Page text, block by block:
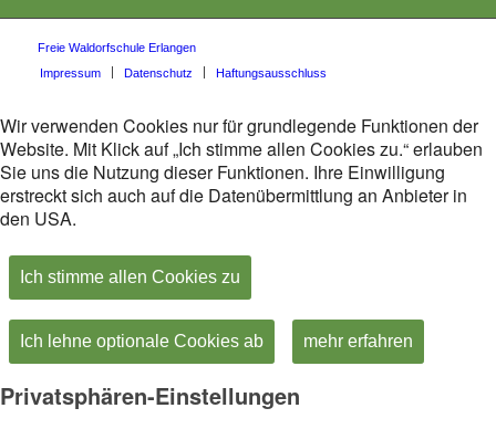
Freie Waldorfschule Erlangen
Impressum
Datenschutz Haftungsausschluss
Wir verwenden Cookies nur für grundlegende Funktionen der
Website. Mit Klick auf „Ich stimme allen Cookies zu.“ erlauben
Sie uns die Nutzung dieser Funktionen. Ihre Einwilligung
erstreckt sich auch auf die Datenübermittlung an Anbieter in
den USA.
Ich stimme allen Cookies zu
Ich lehne optionale Cookies ab mehr erfahren
Privatsphären-Einstellungen